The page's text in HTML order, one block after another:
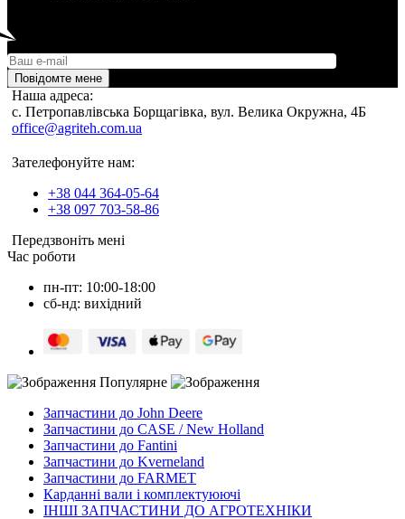
Повідомте мене
Наша адреса:
c. Петропавлівська Борщагівка, вул. Велика Окружна, 4Б
office@agriteh.com.ua
Зателефонуйте нам:
+38 044 364-05-64
+38 097 703-58-86
Передзвоніть мені
Час роботи
пн-пт: 10:00-18:00
сб-нд: вихідний
Популярне
Запчастини до John Deere
Запчастини до CASE / New Holland
Запчастини до Fantini
Запчастини до Kverneland
Запчастини до FARMET
Карданні вали і комплектуюючі
ІНШІ ЗАПЧАСТИНИ ДО АГРОТЕХНІКИ